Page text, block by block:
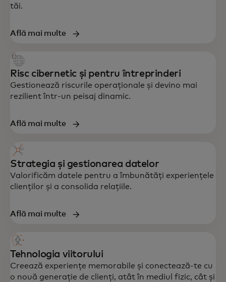
Asistență completă în strategie, date,
pentru a accelera creșterea și reziliența.
tăi.
Află mai multe
Risc cibernetic și pentru întreprinderi
Gestionează riscurile operaționale și devino mai
rezilient într-un peisaj dinamic.
Află mai multe
Strategia și gestionarea datelor
Valorificăm datele pentru a îmbunătăți experiențele
clienților și a consolida relațiile.
Află mai multe
Tehnologia viitorului
Creează experiențe memorabile și conectează-te cu
o nouă generație de clienți, atât în mediul fizic, cât și